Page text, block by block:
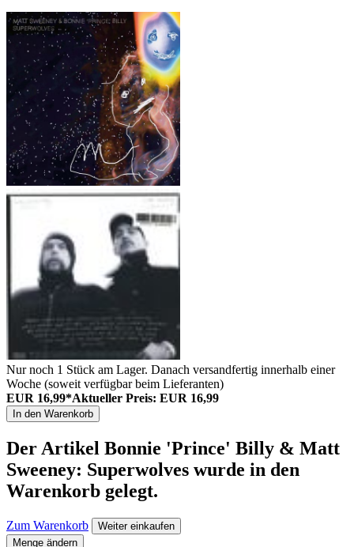
Nur noch 1 Stück am Lager. Danach versandfertig innerhalb einer
Woche (soweit verfügbar beim Lieferanten)
EUR 16,99*Aktueller Preis: EUR 16,99
In den Warenkorb
Der Artikel Bonnie 'Prince' Billy & Matt
Sweeney: Superwolves wurde in den
Warenkorb gelegt.
Zum Warenkorb
Weiter einkaufen
Menge ändern